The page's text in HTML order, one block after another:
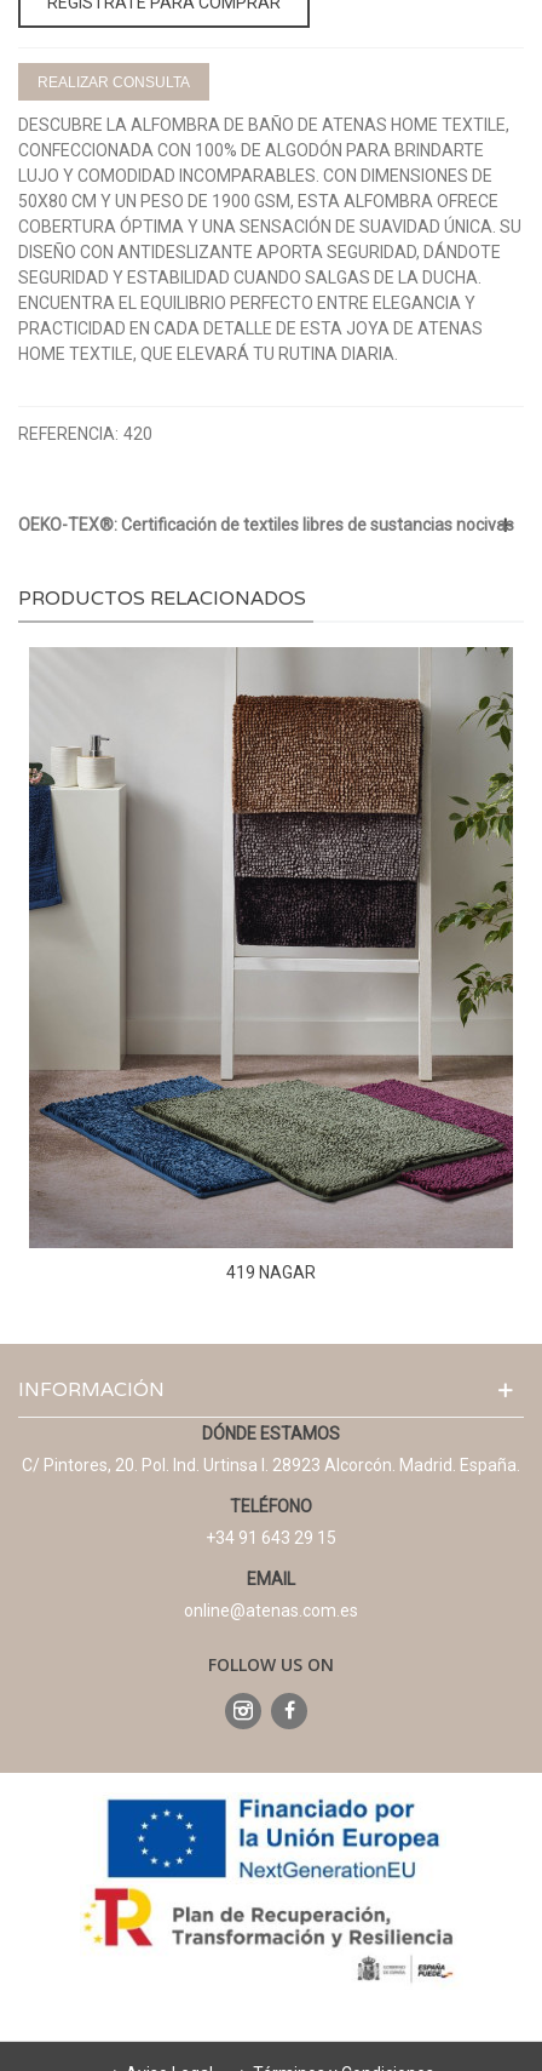
REALIZAR CONSULTA
DESCUBRE LA ALFOMBRA DE BAÑO DE ATENAS HOME TEXTILE,
CONFECCIONADA CON 100% DE ALGODÓN PARA BRINDARTE
LUJO Y COMODIDAD INCOMPARABLES. CON DIMENSIONES DE
50X80 CM Y UN PESO DE 1900 GSM, ESTA ALFOMBRA OFRECE
COBERTURA ÓPTIMA Y UNA SENSACIÓN DE SUAVIDAD ÚNICA. SU
DISEÑO CON ANTIDESLIZANTE APORTA SEGURIDAD, DÁNDOTE
SEGURIDAD Y ESTABILIDAD CUANDO SALGAS DE LA DUCHA.
ENCUENTRA EL EQUILIBRIO PERFECTO ENTRE ELEGANCIA Y
PRACTICIDAD EN CADA DETALLE DE ESTA JOYA DE ATENAS
HOME TEXTILE, QUE ELEVARÁ TU RUTINA DIARIA.
REFERENCIA: 420
OEKO-TEX®: Certificación de textiles libres de sustancias nocivas
PRODUCTOS RELACIONADOS
419 NAGAR
INFORMACIÓN
DÓNDE ESTAMOS
C/ Pintores, 20. Pol. Ind. Urtinsa I. 28923 Alcorcón. Madrid. España.
TELÉFONO
+34 91 643 29 15
EMAIL
online@atenas.com.es
FOLLOW US ON